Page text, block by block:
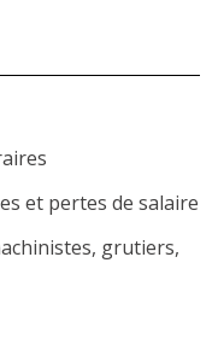
et pertes de salaire
grutiers,